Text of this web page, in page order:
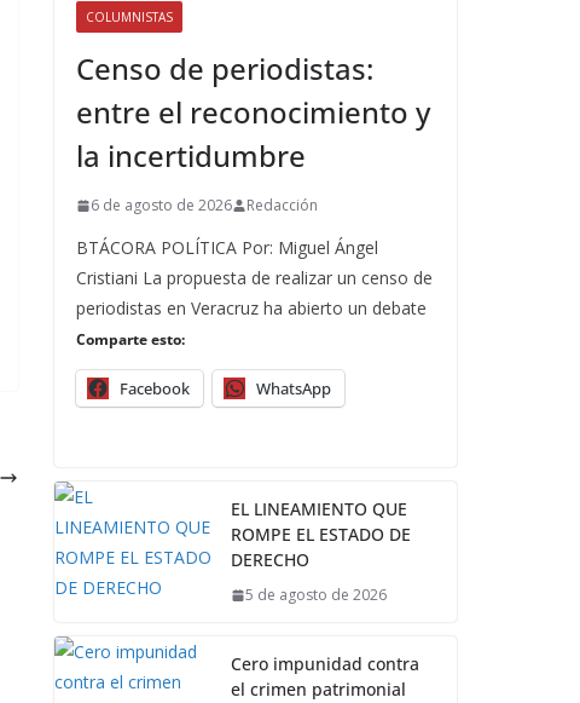
COLUMNISTAS
Censo de periodistas:
entre el reconocimiento y
la incertidumbre
6 de agosto de 2026 Redacción
BTÁCORA POLÍTICA Por: Miguel Ángel
Cristiani La propuesta de realizar un censo de
periodistas en Veracruz ha abierto un debate
Comparte esto:
Facebook WhatsApp
EL LINEAMIENTO QUE
ROMPE EL ESTADO DE
DERECHO
5 de agosto de 2026
Cero impunidad contra
el crimen patrimonial